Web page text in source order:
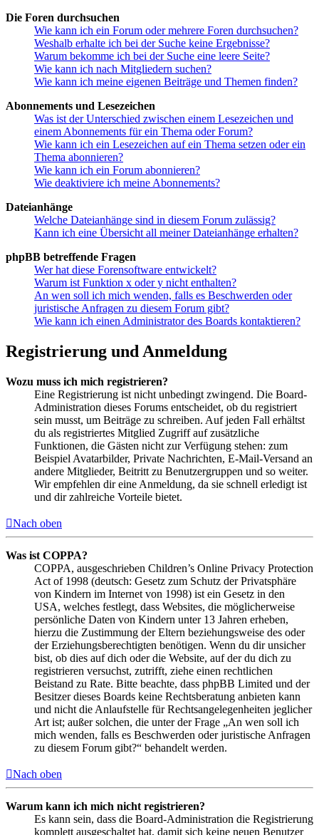
Die Foren durchsuchen
Wie kann ich ein Forum oder mehrere Foren durchsuchen?
Weshalb erhalte ich bei der Suche keine Ergebnisse?
Warum bekomme ich bei der Suche eine leere Seite?
Wie kann ich nach Mitgliedern suchen?
Wie kann ich meine eigenen Beiträge und Themen finden?
Abonnements und Lesezeichen
Was ist der Unterschied zwischen einem Lesezeichen und
einem Abonnements für ein Thema oder Forum?
Wie kann ich ein Lesezeichen auf ein Thema setzen oder ein
Thema abonnieren?
Wie kann ich ein Forum abonnieren?
Wie deaktiviere ich meine Abonnements?
Dateianhänge
Welche Dateianhänge sind in diesem Forum zulässig?
Kann ich eine Übersicht all meiner Dateianhänge erhalten?
phpBB betreffende Fragen
Wer hat diese Forensoftware entwickelt?
Warum ist Funktion x oder y nicht enthalten?
An wen soll ich mich wenden, falls es Beschwerden oder
juristische Anfragen zu diesem Forum gibt?
Wie kann ich einen Administrator des Boards kontaktieren?
Registrierung und Anmeldung
Wozu muss ich mich registrieren?
Eine Registrierung ist nicht unbedingt zwingend. Die Board-
Administration dieses Forums entscheidet, ob du registriert
sein musst, um Beiträge zu schreiben. Auf jeden Fall erhältst
du als registriertes Mitglied Zugriff auf zusätzliche
Funktionen, die Gästen nicht zur Verfügung stehen: zum
Beispiel Avatarbilder, Private Nachrichten, E-Mail-Versand an
andere Mitglieder, Beitritt zu Benutzergruppen und so weiter.
Wir empfehlen dir eine Anmeldung, da sie schnell erledigt ist
und dir zahlreiche Vorteile bietet.
Nach oben
Was ist COPPA?
COPPA, ausgeschrieben Children’s Online Privacy Protection
Act of 1998 (deutsch: Gesetz zum Schutz der Privatsphäre
von Kindern im Internet von 1998) ist ein Gesetz in den
USA, welches festlegt, dass Websites, die möglicherweise
persönliche Daten von Kindern unter 13 Jahren erheben,
hierzu die Zustimmung der Eltern beziehungsweise des oder
der Erziehungsberechtigten benötigen. Wenn du dir unsicher
bist, ob dies auf dich oder die Website, auf der du dich zu
registrieren versuchst, zutrifft, ziehe einen rechtlichen
Beistand zu Rate. Bitte beachte, dass phpBB Limited und der
Besitzer dieses Boards keine Rechtsberatung anbieten kann
und nicht die Anlaufstelle für Rechtsangelegenheiten jeglicher
Art ist; außer solchen, die unter der Frage „An wen soll ich
mich wenden, falls es Beschwerden oder juristische Anfragen
zu diesem Forum gibt?“ behandelt werden.
Nach oben
Warum kann ich mich nicht registrieren?
Es kann sein, dass die Board-Administration die Registrierung
komplett ausgeschaltet hat, damit sich keine neuen Benutzer